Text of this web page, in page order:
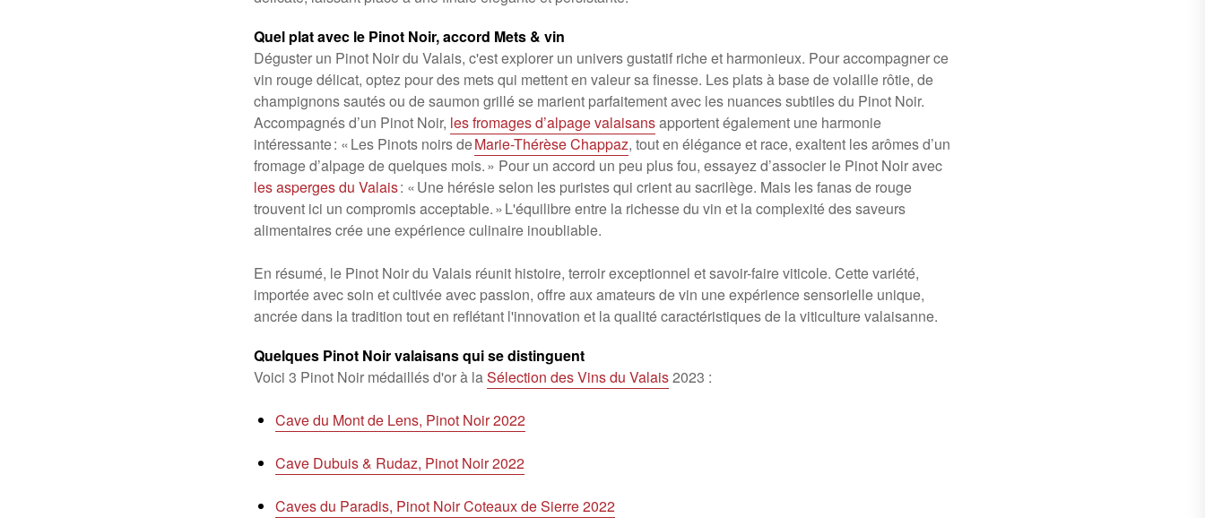
Quel plat avec le Pinot Noir, accord Mets & vin
Déguster un Pinot Noir du Valais, c'est explorer un univers gustatif riche et harmonieux. Pour accompagner ce
vin rouge délicat, optez pour des mets qui mettent en valeur sa finesse. Les plats à base de volaille rôtie, de
champignons sautés ou de saumon grillé se marient parfaitement avec les nuances subtiles du Pinot Noir.
Accompagnés d’un Pinot Noir, les fromages d’alpage valaisansapportent également une harmonie
intéressante : « Les Pinots noirs deMarie-Thérèse Chappaz, tout en élégance et race, exaltent les arômes d’un
fromage d’alpage de quelques mois. » Pour un accord un peu plus fou, essayez d’associer le Pinot Noir avec
les asperges du Valais: « Une hérésie selon les puristes qui crient au sacrilège. Mais les fanas de rouge
trouvent ici un compromis acceptable. » L'équilibre entre la richesse du vin et la complexité des saveurs
alimentaires crée une expérience culinaire inoubliable.
En résumé, le Pinot Noir du Valais réunit histoire, terroir exceptionnel et savoir-faire viticole. Cette variété,
importée avec soin et cultivée avec passion, offre aux amateurs de vin une expérience sensorielle unique,
ancrée dans la tradition tout en reflétant l'innovation et la qualité caractéristiques de la viticulture valaisanne.
Quelques Pinot Noir valaisans qui se distinguent
Voici 3 Pinot Noir médaillés d'or à laSélection des Vins du Valais2023 :
Cave du Mont de Lens, Pinot Noir 2022
Cave Dubuis & Rudaz, Pinot Noir 2022
Caves du Paradis, Pinot Noir Coteaux de Sierre 2022